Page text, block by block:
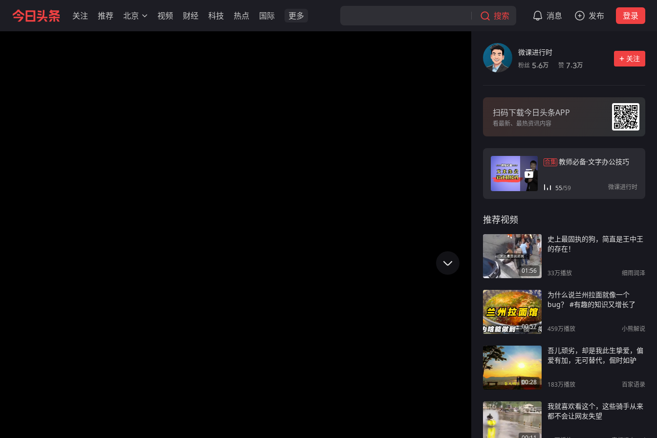
关注 推荐 北京 视频 财经 科技 热点 国际 更多 搜索 消息 发布 登录
微课进行时
粉丝 5.6万 赞 7.3万
关注
扫码下载今日头条APP
看最新、最热资讯内容
合集 教师必备·文字办公技巧
55/59 微课进行时
推荐视频
01:56
史上最固执的狗，简直是王中王
的存在！
33万播放 细雨润泽
00:57
为什么说兰州拉面就像一个
bug？ #有趣的知识又增长了
459万播放 小熊解说
00:28
吾儿顽劣，却是我此生挚爱，偏
爱有加，无可替代，倔时如驴
183万播放 百家语录
我就喜欢看这个，这些骑手从来
都不会让网友失望